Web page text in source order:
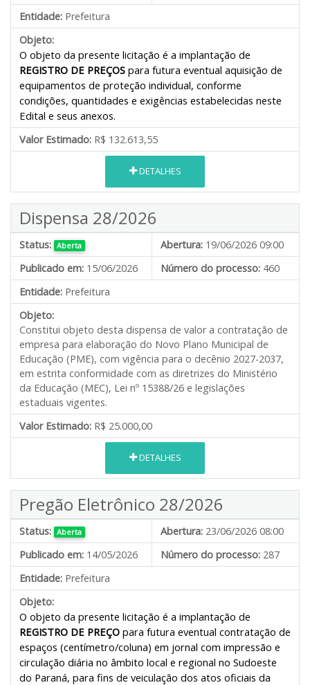
Entidade: Prefeitura
Objeto:
O objeto da presente licitação é a implantação de
REGISTRO DE PREÇOS para futura eventual aquisição de
equipamentos de proteção individual, conforme
condições, quantidades e exigências estabelecidas neste
Edital e seus anexos.
Valor Estimado: R$ 132.613,55
DETALHES
Dispensa 28/2026
Status: Aberta Abertura: 19/06/2026 09:00
Publicado em: 15/06/2026 Número do processo: 460
Entidade: Prefeitura
Objeto:
Constitui objeto desta dispensa de valor a contratação de
empresa para elaboração do Novo Plano Municipal de
Educação (PME), com vigência para o decênio 2027-2037,
em estrita conformidade com as diretrizes do Ministério
da Educação (MEC), Lei nº 15388/26 e legislações
estaduais vigentes.
Valor Estimado: R$ 25.000,00
DETALHES
Pregão Eletrônico 28/2026
Status: Aberta Abertura: 23/06/2026 08:00
Publicado em: 14/05/2026 Número do processo: 287
Entidade: Prefeitura
Objeto:
O objeto da presente licitação é a implantação de
REGISTRO DE PREÇO para futura eventual contratação de
espaços (centímetro/coluna) em jornal com impressão e
circulação diária no âmbito local e regional no Sudoeste
do Paraná, para fins de veiculação dos atos oficiais da